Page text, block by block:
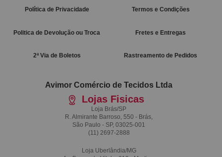
Política de Privacidade Termos e Condições
Politica de Devolução ou Troca Fretes e Entregas
2ª Via de Boletos Rastreamento de Pedidos
Avimor Comércio de Tecidos Ltda
Lojas Fisicas
Loja Brás/SP
R. Almirante Barroso, 550 - Brás,
São Paulo - SP, 03025-001
(11) 2697-2888
Loja Uberlândia/MG